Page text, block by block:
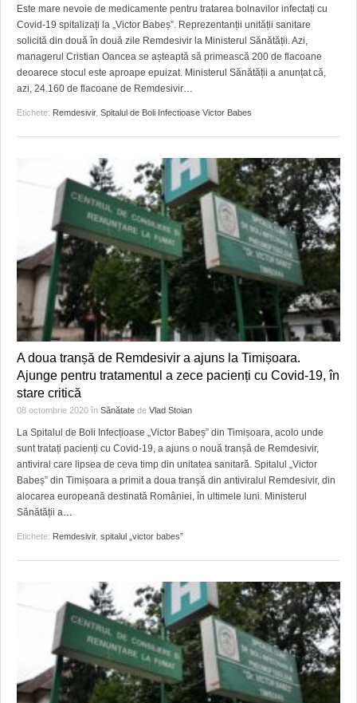
GRĂDINA TAICII DOMNULUI
ZIARISTU’ DE TERASĂ
CU OIŞTEA-N KIERKEGAARD
PE SURSE
CRONICĂ DE FILM
UNDE MERGEM
FILME DOCUMENTARE
JOCURI ONLINE
ACCIDENTE
ANUNŢURI
INFO SI UTILE
INVATAMANT
JUSTITIE
FILME DOCUMENTARE
CLIPURI VIDEO
JOCURI ONLINE
DIVERSE
FARMACII DIN TIMIŞOARA
HARTA TIMIŞOAREI
LICEE, ŞCOLI ŞI GRĂDINIŢE DIN TIMIŞ
PRIMĂRIILE DIN TIMIŞ
SFATUL MEDICULUI
SFATURI JURIDICE
Este mare nevoie de medicamente pentru tratarea bolnavilor infectați cu
Covid-19 spitalizați la „Victor Babeș”. Reprezentanții unității sanitare
solicită din două în două zile Remdesivir la Ministerul Sănătății. Azi,
managerul Cristian Oancea se așteaptă să primească 200 de flacoane
deoarece stocul este aproape epuizat. Ministerul Sănătății a anunțat că,
azi, 24.160 de flacoane de Remdesivir…
Etichete: Remdesivir, Spitalul de Boli Infectioase Victor Babes
A doua tranșă de Remdesivir a ajuns la Timișoara.
Ajunge pentru tratamentul a zece pacienți cu Covid-19, în
stare critică
08 octombrie 2020 în Sănătate de Vlad Stoian
La Spitalul de Boli Infecțioase „Victor Babeș” din Timișoara, acolo unde
sunt tratați pacienți cu Covid-19, a ajuns o nouă tranșă de Remdesivir,
antiviral care lipsea de ceva timp din unitatea sanitară. Spitalul „Victor
Babeș” din Timișoara a primit a doua tranșă din antiviralul Remdesivir, din
alocarea europeană destinată României, în ultimele luni. Ministerul
Sănătății a…
Etichete: Remdesivir, spitalul „victor babes”